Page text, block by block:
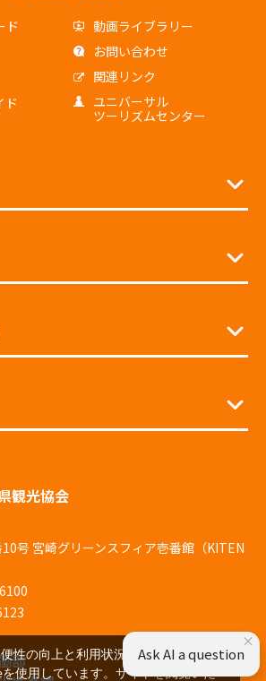
ド
動画ライブラリー
お問い合わせ
関連リンク
ド
ユニバーサル
ツーリズムセンター
観光協会
号 宮崎グリーンスフィア壱番館（KITEN
部
性の向上と利用状況の解析、広告配
使用しています。サイトを閲覧いた
×
Ask AI a question